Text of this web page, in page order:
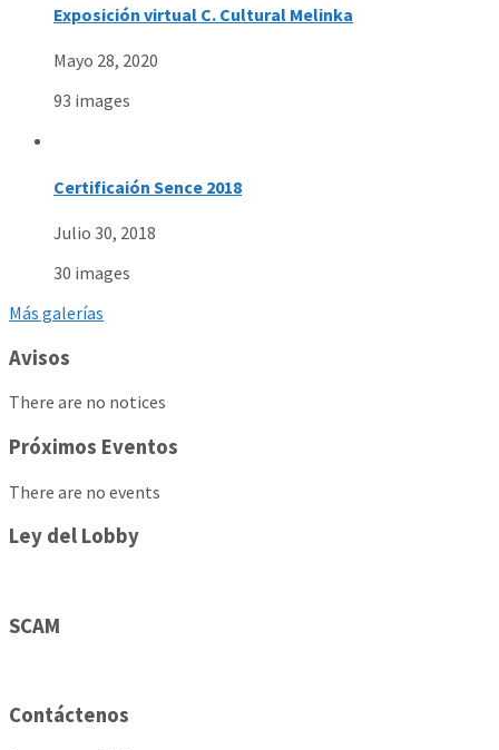
Exposición virtual C. Cultural Melinka
Mayo 28, 2020
93 images
Certificaión Sence 2018
Julio 30, 2018
30 images
Más galerías
Avisos
There are no notices
Próximos Eventos
There are no events
Ley del Lobby
SCAM
Contáctenos